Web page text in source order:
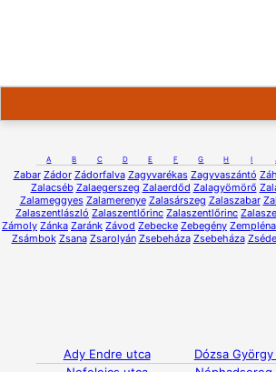
A B C D E F G H I
Zabar Zádor Zádorfalva Zagyvarékas Zagyvaszántó
Zalacséb Zalaegerszeg Zalaerdőd Zalagyömörő
Zalameggyes Zalamerenye Zalasárszeg Zalaszabar
Zalaszentlászló Zalaszentlőrinc Zalaszentlőrinc
Zámoly Zánka Zaránk Závod Zebecke Zebegény
Zsámbok Zsana Zsarolyán Zsebeháza Zsebeháza
Ady Endre utca Dózsa